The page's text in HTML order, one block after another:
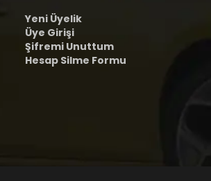
Yeni Üyelik
Üye Girişi
Şifremi Unuttum
Hesap Silme Formu